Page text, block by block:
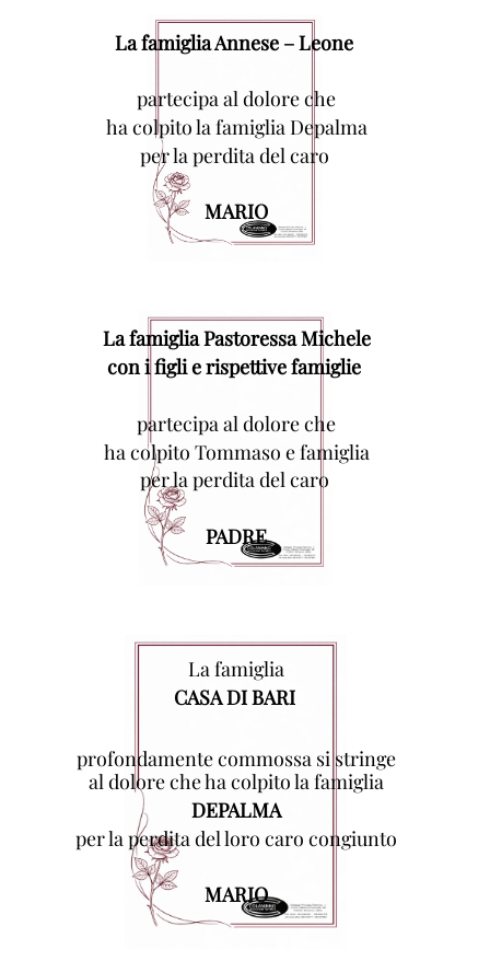
La famiglia Annese – Leone
partecipa al dolore che
ha colpito la famiglia Depalma
per la perdita del caro
MARIO
La famiglia Pastoressa Michele
con i figli e rispettive famiglie
partecipa al dolore che
ha colpito Tommaso e famiglia
per la perdita del caro
PADRE
La famiglia
CASA DI BARI
profondamente commossa si stringe
al dolore che ha colpito la famiglia
DEPALMA
per la perdita del loro caro congiunto
MARIO